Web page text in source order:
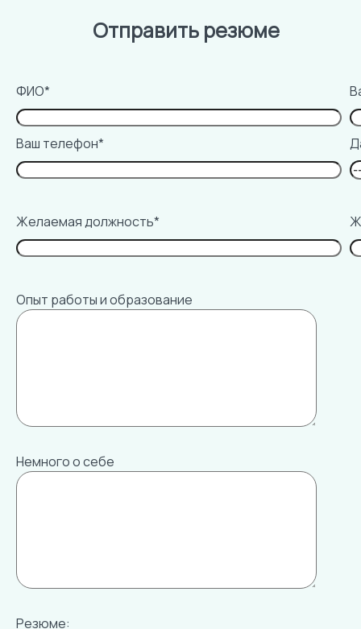
Отправить резюме
ФИО*
Ваш телефон*
Желаемая должность*
Опыт работы и образование
Немного о себе
Резюме: